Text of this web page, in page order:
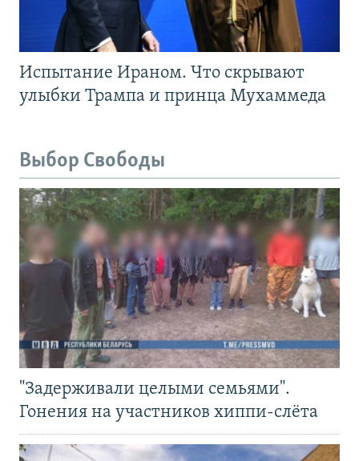
Испытание Ираном. Что скрывают
улыбки Трампа и принца Мухаммеда
Выбор Свободы
"Задерживали целыми семьями".
Гонения на участников хиппи-слёта